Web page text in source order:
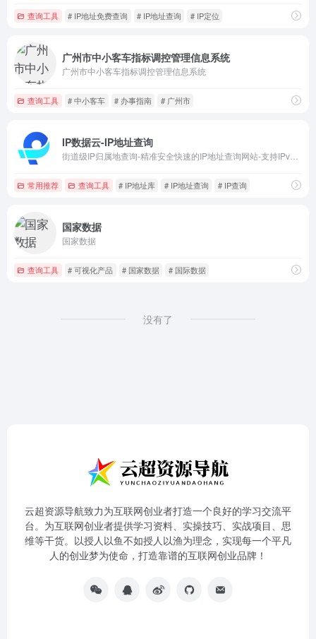
查询工具 # IP地址免费查询 # IP地址查询 # IP定位
广州市中小客车指标调控管理信息系统
广州市中小客车指标调控管理信息系统
查询工具 # 中小客车 # 办事指南 # 广州市
IP数据云-IP地址查询
常用推荐 查询工具 # IP地址库 # IP地址查询 # IP查询
国家数据
国家数据
查询工具 # 可视化产品 # 国家数据 # 国际数据
没有了
云超资源导航致力为互联网创业者打造一个良好的学习交流平
台。为互联网创业者提供学习资料、实操技巧、实战项目、思
维等干货。以授人以鱼不如授人以渔为理念，实现每一个平凡
人的创业梦为使命，打造靠谱的互联网创业品牌！